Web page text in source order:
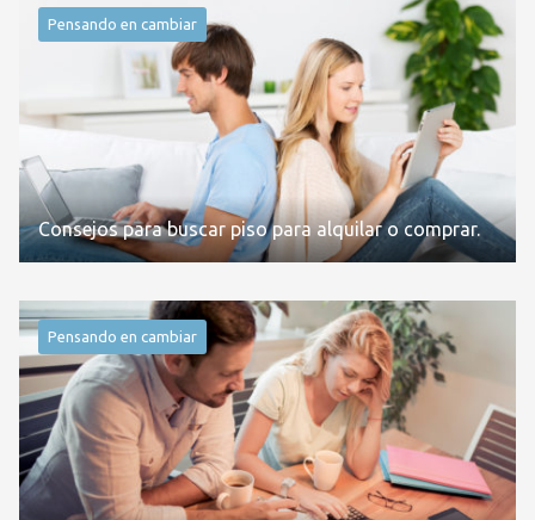
Pensando en cambiar
Consejos para buscar piso para alquilar o comprar.
Pensando en cambiar